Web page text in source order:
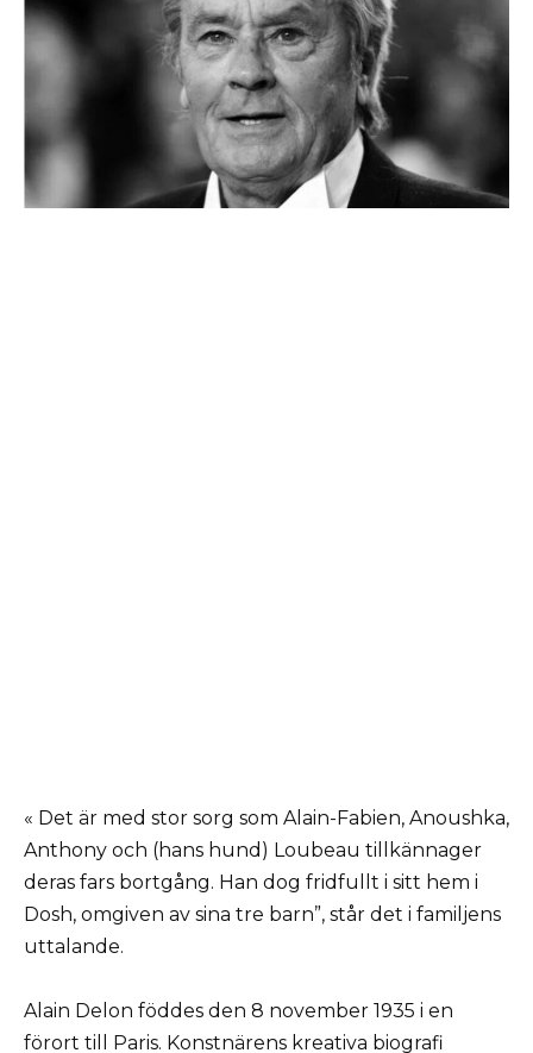
« Det är med stor sorg som Alain-Fabien, Anoushka,
Anthony och (hans hund) Loubeau tillkännager
deras fars bortgång. Han dog fridfullt i sitt hem i
Dosh, omgiven av sina tre barn”, står det i familjens
uttalande.
Alain Delon föddes den 8 november 1935 i en
förort till Paris. Konstnärens kreativa biografi